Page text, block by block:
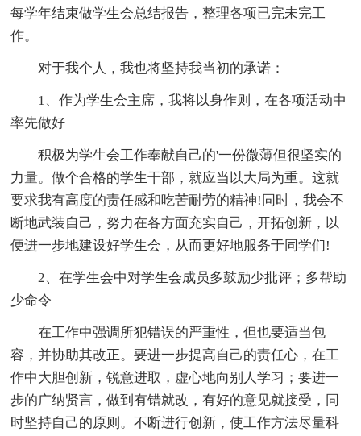
每学年结束做学生会总结报告，整理各项已完未完工
作。
对于我个人，我也将坚持我当初的承诺：
1、作为学生会主席，我将以身作则，在各项活动中
率先做好
积极为学生会工作奉献自己的'一份微薄但很坚实的
力量。做个合格的学生干部，就应当以大局为重。这就
要求我有高度的责任感和吃苦耐劳的精神!同时，我会不
断地武装自己，努力在各方面充实自己，开拓创新，以
便进一步地建设好学生会，从而更好地服务于同学们!
2、在学生会中对学生会成员多鼓励少批评；多帮助
少命令
在工作中强调所犯错误的严重性，但也要适当包
容，并协助其改正。要进一步提高自己的责任心，在工
作中大胆创新，锐意进取，虚心地向别人学习；要进一
步的广纳贤言，做到有错就改，有好的意见就接受，同
时坚持自己的原则。不断进行创新，使工作方法尽量科